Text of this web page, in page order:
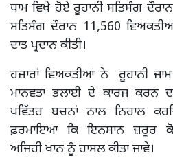
ਧਾਮ ਵਿਖੇ ਹੋਏ ਰੂਹਾਨੀ ਸਤਿਸੰਗ
ਸਤਿਸੰਗ ਦੌਰਾਨ 11,560
ਦਾਤ ਪ੍ਰਦਾਨ ਕੀਤੀ।
ਹਜ਼ਾਰਾਂ ਵਿਅਕਤੀਆਂ ਨੇ ਰੂਹਾਨੀ
ਮਾਨਵਤਾ ਭਲਾਈ ਦੇ ਕਾਰਜ ਕਰਨ
ਪਵਿੱਤਰ ਬਚਨਾਂ ਨਾਲ ਨਿਹਾਲ
ਫ਼ਰਮਾਇਆ ਕਿ ਇਨਸਾਨ ਜ਼ਰੂਰ
ਅਜਿਹੀ ਖਾਨ ਨੂੰ ਹਾਸਲ ਕੀਤਾ ਜਾਵੇ।